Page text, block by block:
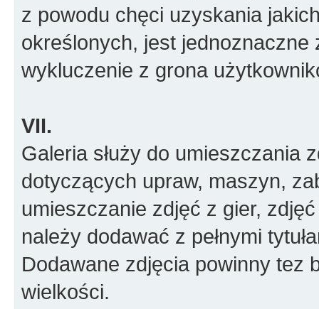
z powodu chęci uzyskania
określonych, jest
wykluczenie z grona
VII.
Galeria służy do umieszczania
dotyczących upraw, maszyn,
umieszczanie zdjęć z gier,
należy dodawać z pełnymi
Dodawane zdjęcia powinny tez
wielkości.